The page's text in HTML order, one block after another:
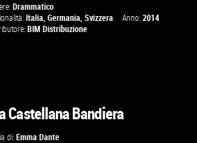
Drammatico
Italia ,Germania ,Svizzera Anno:2014
BIM Distribuzione
Castellana Bandiera
di:Emma Dante